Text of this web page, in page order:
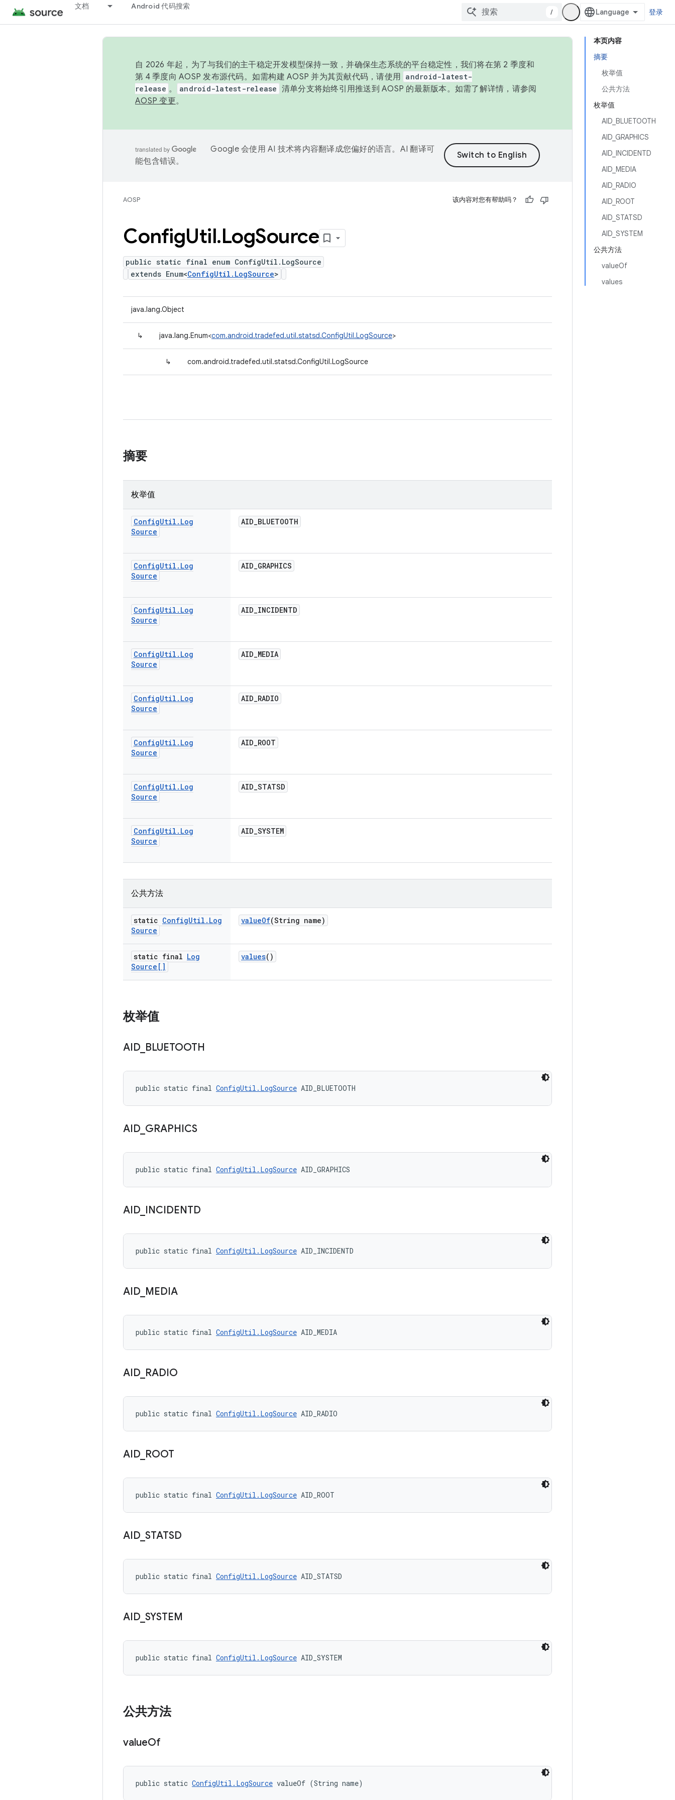
文档 Android 代码搜索
/ 登录
本页内容
摘要
枚举值
公共方法
枚举值
AID_BLUETOOTH
AID_GRAPHICS
AID_INCIDENTD
AID_MEDIA
AID_RADIO
AID_ROOT
AID_STATSD
AID_SYSTEM
公共方法
valueOf
values
自 2026 年起，为了与我们的主干稳定开发模型保持一致，并确保生态系统的平台稳定性，我们将在第 2 季度和
第 4 季度向 AOSP 发布源代码。如需构建 AOSP 并为其贡献代码，请使用 android-latest-
release 。 android-latest-release 清单分支将始终引用推送到 AOSP 的最新版本。如需了解详情，请参阅
AOSP 变更。
Google 会使用 AI 技术将内容翻译成您偏好的语言。AI 翻译可
能包含错误。
AOSP 该内容对您有帮助吗？
ConfigUtil.LogSource
public static final enum ConfigUtil.LogSource
extends Enum<ConfigUtil.LogSource>
java.lang.Object
↳ java.lang.Enum<com.android.tradefed.util.statsd.ConfigUtil.LogSource>
↳ com.android.tradefed.util.statsd.ConfigUtil.LogSource
摘要
枚举值
ConfigUtil . Log
Source
AID_BLUETOOTH
ConfigUtil . Log
Source
AID_GRAPHICS
ConfigUtil . Log
Source
AID_INCIDENTD
ConfigUtil . Log
Source
AID_MEDIA
ConfigUtil . Log
Source
AID_RADIO
ConfigUtil . Log
Source
AID_ROOT
ConfigUtil . Log
Source
AID_STATSD
ConfigUtil . Log
Source
AID_SYSTEM
公共方法
static ConfigUtil . Log
Source
valueOf(String name)
static final Log
Source[]
values()
枚举值
AID BLUETOOTH
public static final ConfigUtil.LogSource AID_BLUETOOTH
AID GRAPHICS
public static final ConfigUtil.LogSource AID_GRAPHICS
AID INCIDENTD
public static final ConfigUtil.LogSource AID_INCIDENTD
AID MEDIA
public static final ConfigUtil.LogSource AID_MEDIA
AID RADIO
public static final ConfigUtil.LogSource AID_RADIO
AID ROOT
public static final ConfigUtil.LogSource AID_ROOT
AID STATSD
public static final ConfigUtil.LogSource AID_STATSD
AID SYSTEM
public static final ConfigUtil.LogSource AID_SYSTEM
公共方法
valueOf
public static ConfigUtil.LogSource valueOf (String name)